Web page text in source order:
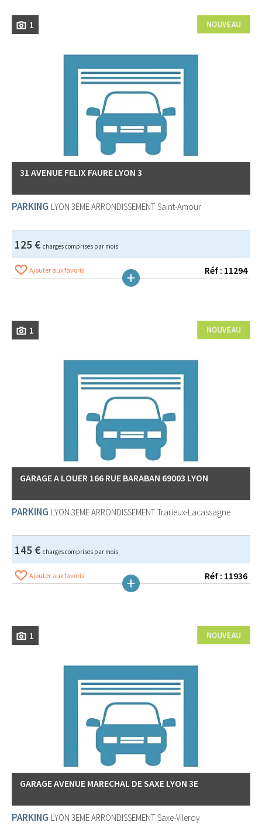
1
31 AVENUE FELIX FAURE LYON 3
PARKING LYON 3EME ARRONDISSEMENT Saint-Amour
125 € charges comprises par mois
Ajouter aux favoris Réf : 11294
1
GARAGE A LOUER 166 RUE BARABAN 69003 LYON
PARKING LYON 3EME ARRONDISSEMENT Trarieux-Lacassagne
145 € charges comprises par mois
Ajouter aux favoris Réf : 11936
1
GARAGE AVENUE MARECHAL DE SAXE LYON 3E
PARKING LYON 3EME ARRONDISSEMENT Saxe-Vileroy